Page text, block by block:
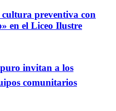
preventiva con
en el Liceo Ilustre
invitan a los
comunitarios